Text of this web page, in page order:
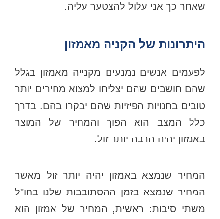
שאחר כך אני עלול להצטער עליה.
היתרונות של הקניה מאמזון
לפעמים אנשים נמנעים מקנייה מאמזון בגלל
שהם חושבים שהם יצליחו למצוא מחירים יותר
טובים בחנויות הפיזיות שהם יבקרו בהם. בדרך
כלל המצב הוא הפוך והמחיר של המוצר
באמזון יהיה הרבה יותר זול.
המחיר שנמצא באמזון יהיה יותר זול מאשר
המחיר שנמצא בזמן ההסתובבות שלנו בחו"ל
משתי סיבות: ראשית, המחיר של אמזון הוא